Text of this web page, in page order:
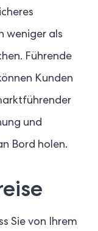
weniger als
Führende
Kunden
und
Bord holen.
Sie von Ihrem